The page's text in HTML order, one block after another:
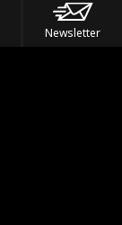
Newsletter